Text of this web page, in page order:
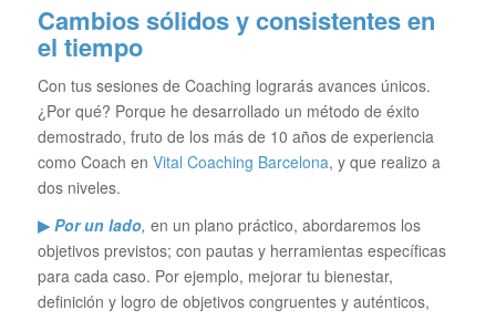
Cambios sólidos y consistentes en
el tiempo
Con tus sesiones de Coaching lograrás avances únicos.
¿Por qué? Porque he desarrollado un método de éxito
demostrado, fruto de los más de 10 años de experiencia
como Coach en Vital Coaching Barcelona, y que realizo a
dos niveles.
▶Por un lado, en un plano práctico, abordaremos los
objetivos previstos; con pautas y herramientas específicas
para cada caso. Por ejemplo, mejorar tu bienestar,
definición y logro de objetivos congruentes y auténticos,